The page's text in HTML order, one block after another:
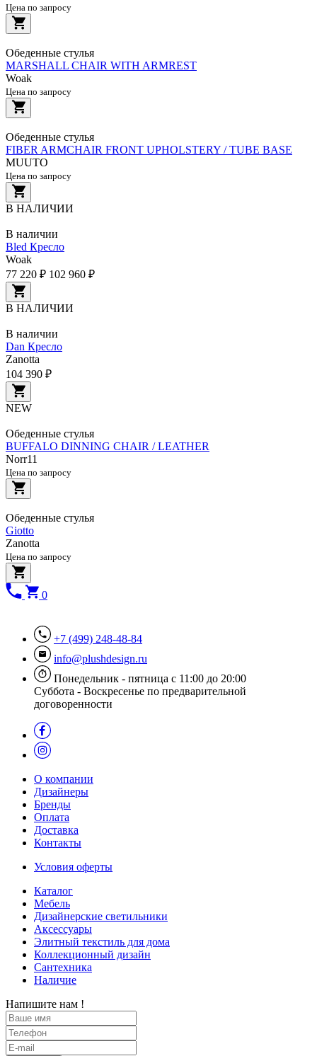
Цена по запросу
Обеденные стулья
MARSHALL CHAIR WITH ARMREST
Woak
Цена по запросу
Обеденные стулья
FIBER ARMCHAIR FRONT UPHOLSTERY / TUBE BASE
MUUTO
Цена по запросу
В НАЛИЧИИ
В наличии
Bled Кресло
Woak
77 220 ₽ 102 960 ₽
В НАЛИЧИИ
В наличии
Dan Кресло
Zanotta
104 390 ₽
NEW
Обеденные стулья
BUFFALO DINNING CHAIR / LEATHER
Norr11
Цена по запросу
Обеденные стулья
Giotto
Zanotta
Цена по запросу
0
+7 (499) 248-48-84
info@plushdesign.ru
Понедельник - пятница с 11:00 до 20:00
Суббота - Воскресенье по предварительной
договоренности
О компании
Дизайнеры
Бренды
Оплата
Доставка
Контакты
Условия оферты
Каталог
Мебель
Дизайнерские светильники
Аксессуары
Элитный текстиль для дома
Коллекционный дизайн
Сантехника
Наличие
Напишите нам !